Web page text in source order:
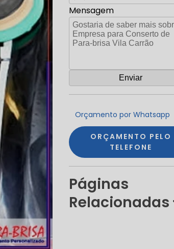
Mensagem
Orçamento por Whatsapp
ORÇAMENTO PELO
TELEFONE
Páginas
Relacionadas